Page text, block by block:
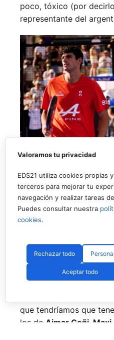
poco, tóxico (por
representante del
Coello y Galán, dos rivales
Nombres propios que
que tendríamos que
los de Aimar Goñi, Maxi
Valoramos tu privacidad
EDS21 utiliza cookies propias
terceros para mejorar tu
navegación y realizar tareas
Puedes consultar nuestra
cookies.
Rechazar todo
Aceptar todo